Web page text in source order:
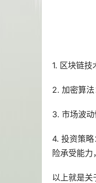
1. 区块链
2. 加密算
3. 市场波
4. 投资策
险承受能力
以上就是关